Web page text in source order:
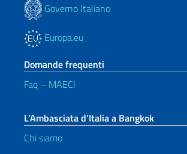
Governo Italiano
Europa.eu
Domande frequenti
Faq – MAECI
L’Ambasciata d’Italia a Bangkok
Chi siamo